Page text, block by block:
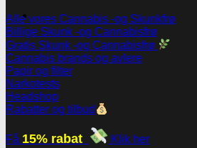
Alle vores Cannabis -og Skunkfrø
Billige Skunk -og Cannabisfrø
Gratis Skunk -og Cannabisfrø
Cannabis brands og avlere
Papir og filter
Narkotests
Headshop
Rabatter og tilbud
Få 15% rabat Klik her